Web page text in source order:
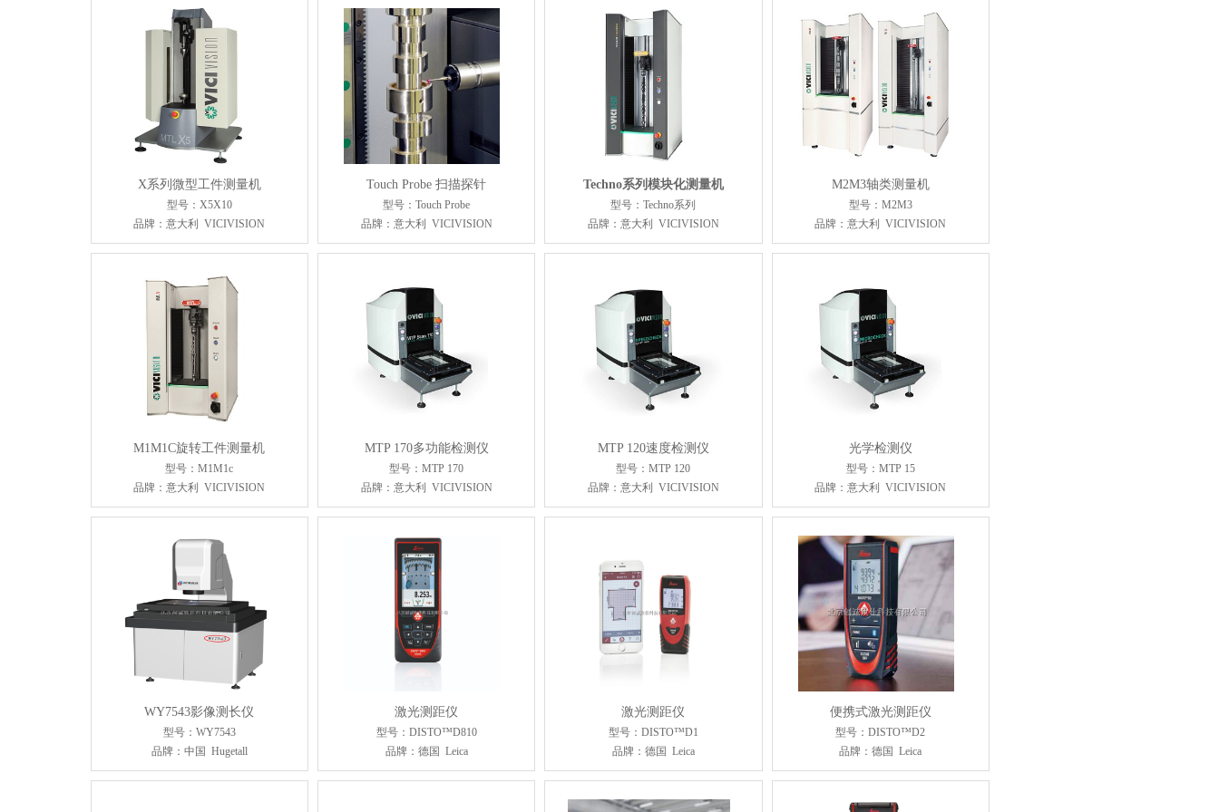
X系列微型工件测量机
型号：X5X10
品牌：意大利 VICIVISION
Touch Probe 扫描探针
型号：Touch Probe
品牌：意大利 VICIVISION
Techno系列模块化测量机
型号：Techno系列
品牌：意大利 VICIVISION
M2M3轴类测量机
型号：M2M3
品牌：意大利 VICIVISION
M1M1C旋转工件测量机
型号：M1M1c
品牌：意大利 VICIVISION
MTP 170多功能检测仪
型号：MTP 170
品牌：意大利 VICIVISION
MTP 120速度检测仪
型号：MTP 120
品牌：意大利 VICIVISION
光学检测仪
型号：MTP 15
品牌：意大利 VICIVISION
WY7543影像测长仪
型号：WY7543
品牌：中国 Hugetall
激光测距仪
型号：DISTO™D810
品牌：德国 Leica
激光测距仪
型号：DISTO™D1
品牌：德国 Leica
便携式激光测距仪
型号：DISTO™D2
品牌：德国 Leica